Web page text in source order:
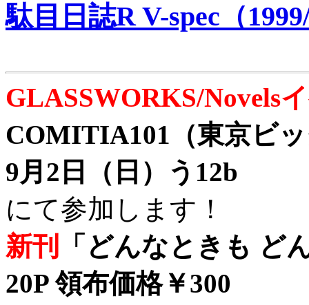
駄目日誌R V-spec（
GLASSWORKS/Novels
COMITIA101（東京ビ
9月2日（日）う12b
にて参加します！
新刊
「どんなときも ど
20P 領布価格￥300